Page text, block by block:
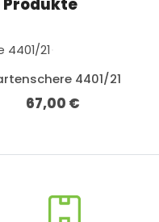
Produkte
4401/21
Regulärer Preis:
67,00 €